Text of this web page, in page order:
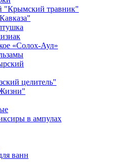
"Крымский травник"
«Солох-Аул»
целитель"
в ампулах
ванн